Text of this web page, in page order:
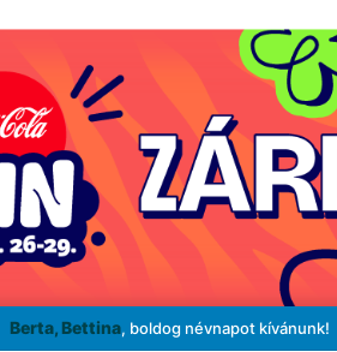
Berta, Bettina, boldog névnapot kívánunk!